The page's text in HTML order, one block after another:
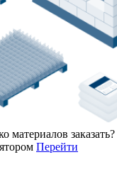
материалов заказать?
Перейти